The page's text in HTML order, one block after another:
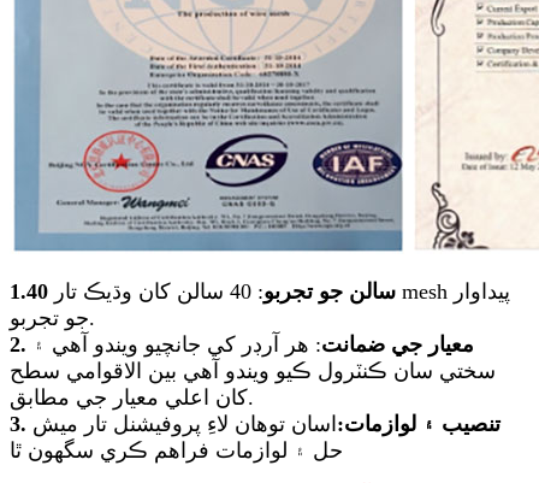
1.40 سالن جو تجربو
: 40 سالن کان وڌيڪ تار mesh پيداوار
جو تجربو.
2. معيار جي ضمانت: هر آرڊر کي جانچيو ويندو آهي ۽
سختي سان ڪنٽرول ڪيو ويندو آهي بين الاقوامي سطح
کان اعلي معيار جي مطابق.
3. تنصيب ۽ لوازمات: اسان توهان لاءِ پروفيشنل تار ميش
حل ۽ لوازمات فراهم ڪري سگهون ٿا